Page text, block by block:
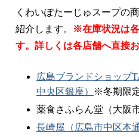
くわいぽたーじゅスープの
紹介します。
※在庫状況は
す。詳しくは各店舗へ直接
広島ブランドショップ
中央区銀座）
※冬期限
薬食さふらん堂（大阪
長崎屋（広島市中区本通